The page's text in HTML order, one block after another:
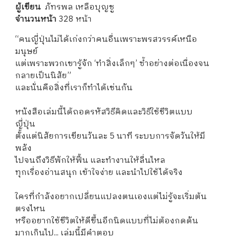
ผู้เขียน ภัทรพล เหลือบุญชู
จำนวนหน้า 328 หน้า
“คนญี่ปุ่นไม่ได้เก่งกว่าคนอื่นเพราะพรสวรรค์เหนือ
มนุษย์
แต่เพราะพวกเขารู้จัก ‘ทำสิ่งเล็กๆ’ ซ้ำอย่างต่อเนื่องจน
กลายเป็นนิสัย”
และนั่นคือสิ่งที่เราก็ทำได้เช่นกัน
หนังสือเล่มนี้ได้ถอดรหัสวิธีคิดและวิธีใช้ชีวิตแบบ
ญี่ปุ่น
ตั้งแต่นิสัยการเขียนวันละ 5 นาที ระบบการจัดวันให้มี
พลัง
ไปจนถึงวิธีพักให้ฟื้น และทำงานให้ลื่นไหล
ทุกเรื่องอ่านสนุก เข้าใจง่าย และนำไปใช้ได้จริง
ใครที่กำลังอยากเปลี่ยนแปลงตนเองแต่ไม่รู้จะเริ่มต้น
ตรงไหน
หรืออยากใช้ชีวิตให้ดีขึ้นอีกนิดแบบที่ไม่ต้องกดดัน
มากเกินไป... เล่มนี้มีคำตอบ